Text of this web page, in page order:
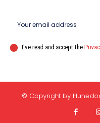
I've read and accept the
© Copyright by